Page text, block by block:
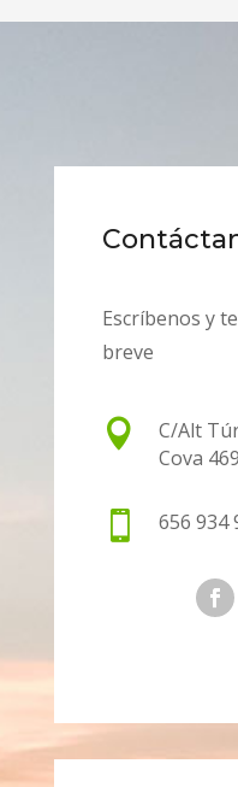
Escríbenos y
breve
 C/Alt
Cova
 656 934